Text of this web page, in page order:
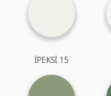
İPEKSİ 15